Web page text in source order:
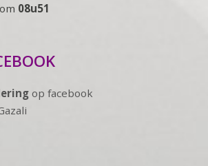
om 08u51
op facebook